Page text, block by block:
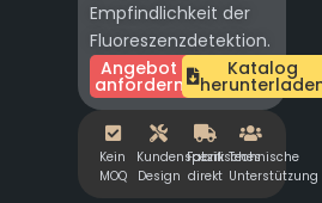
Empfindlichkeit der
Fluoreszenzdetektion.
Angebot
anfordern
Katalog
Kein
MOQ
Kundenspezifisches
Design
Fabrik
direkt
Technische
Unterstützung